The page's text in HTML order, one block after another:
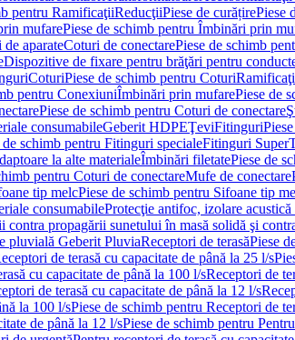
pentru RamificaţiiReducţiiPiese de curățirePiese
mufarePiese de schimb pentru Îmbinări prin
aparateCoturi de conectarePiese de schimb
Dispozitive de fixare pentru brăţări pentru
CoturiPiese de schimb pentru Coturi
pentru ConexiuniÎmbinări prin mufarePiese de
Piese de schimb pentru Coturi de conectare
consumabileGeberit HDPEŢeviFitinguri
de schimb pentru Fitinguri specialeFitinguri
la alte materialeÎmbinări filetatePiese de
pentru Coturi de conectareMufe de conectare
tip melcPiese de schimb pentru Sifoane tip
consumabileProtecţie antifoc, izolare
contra propagării sunetului în masă solidă şi
pluvială Geberit PluviaReceptori de terasăPiese
de terasă cu capacitate de până la 25 l/s
cu capacitate de până la 100 l/sReceptori de
de terasă cu capacitate de până la 12 l/s
la 100 l/sPiese de schimb pentru Receptori de
de până la 12 l/sPiese de schimb pentru